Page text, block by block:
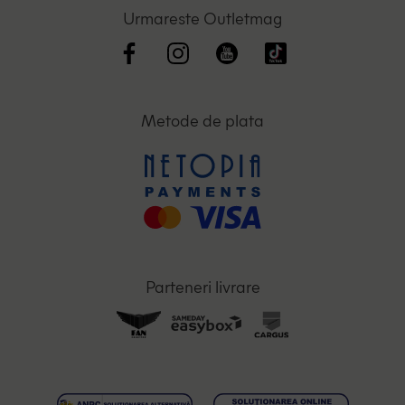
Urmareste Outletmag
Metode de plata
Parteneri livrare